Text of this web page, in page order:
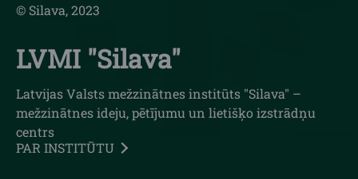
© Silava, 2023
LVMI "Silava"
Latvijas Valsts mežzinātnes institūts "Silava" –
mežzinātnes ideju, pētījumu un lietišķo izstrādņu
centrs
PAR INSTITŪTU